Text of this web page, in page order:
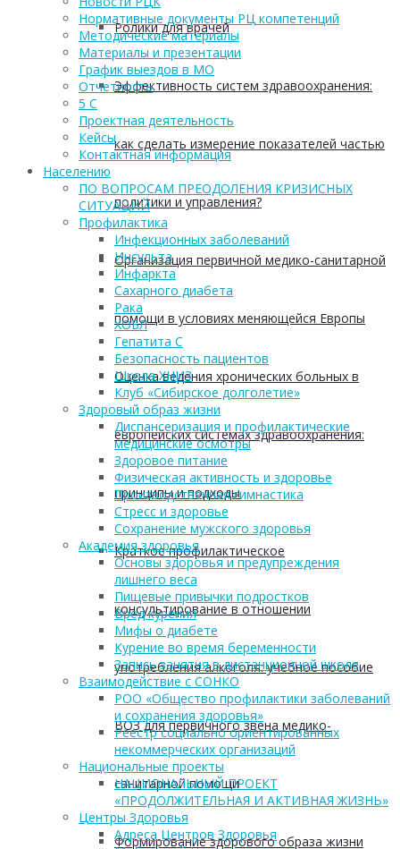
Ролики для врачей
Эффективность систем здравоохранения:
как сделать измерение показателей частью
политики и управления?
Организация первичной медико-санитарной
помощи в условиях меняющейся Европы
Оценка ведения хронических больных в
европейских системах здравоохранения:
принципы и подходы
Краткое профилактическое
консультирование в отношении
употребления алкоголя: учебное пособие
ВОЗ для первичного звена медико-
санитарной помощи
Формирование здорового образа жизни
Нормативные документы РЦ компетенций
Методические материалы
Материалы и презентации
График выездов в МО
Отчетность
5 С
Проектная деятельность
Кейсы
Контактная информация
Населению
ПО ВОПРОСАМ ПРЕОДОЛЕНИЯ КРИЗИСНЫХ
СИТУАЦИЙ
Профилактика
Инфекционных заболеваний
Инсульта
Инфаркта
Сахарного диабета
Рака
ХОБЛ
Гепатита С
Безопасность пациентов
Школа ХНИЗ
Клуб «Сибирское долголетие»
Здоровый образ жизни
Диспансеризация и профилактические
медицинские осмотры
Здоровое питание
Физическая активность и здоровье
Производственная гимнастика
Стресс и здоровье
Сохранение мужского здоровья
Академия здоровья
Основы здоровья и предупреждения
лишнего веса
Пищевые привычки подростков
Вред курения
Мифы о диабете
Курение во время беременности
Запись занятия в дистанционной школе
Взаимодействие с СОНКО
РОО «Общество профилактики заболеваний
и сохранения здоровья»
Реестр социально ориентированных
некоммерческих организаций
Национальные проекты
НАЦИОНАЛЬНЫЙ ПРОЕКТ
«ПРОДОЛЖИТЕЛЬНАЯ И АКТИВНАЯ ЖИЗНЬ»
Центры Здоровья
Адреса Центров Здоровья